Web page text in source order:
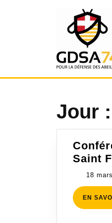
Jour :
Saint
18
EN